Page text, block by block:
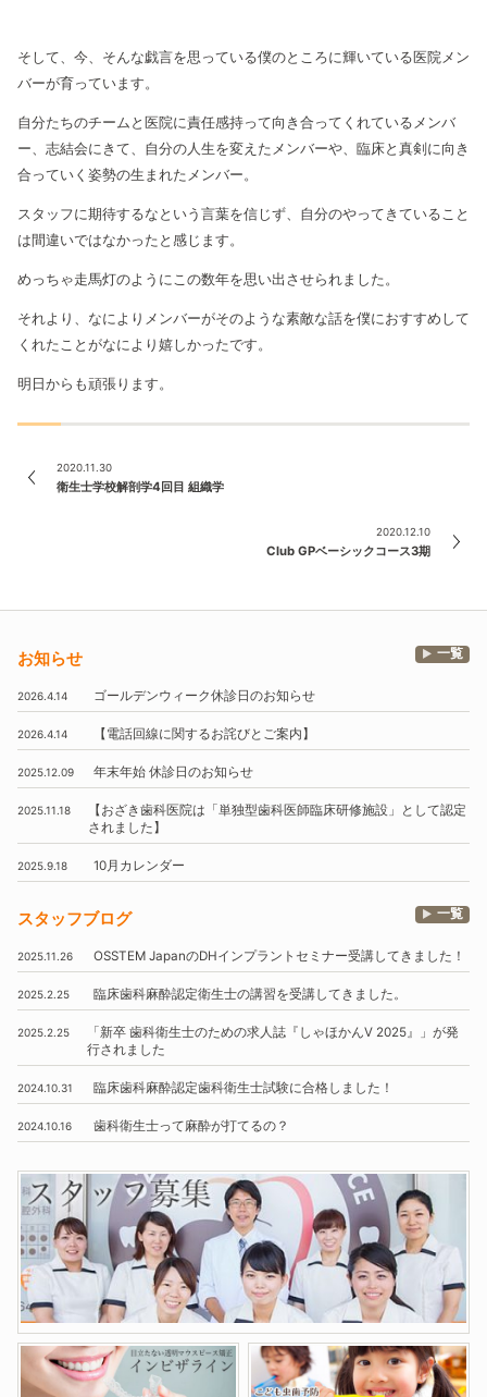
そして、今、そんな戯言を思っている僕のところに輝いている医院メン
バーが育っています。
自分たちのチームと医院に責任感持って向き合ってくれているメンバ
ー、志結会にきて、自分の人生を変えたメンバーや、臨床と真剣に向き
合っていく姿勢の生まれたメンバー。
スタッフに期待するなという言葉を信じず、自分のやってきていること
は間違いではなかったと感じます。
めっちゃ走馬灯のようにこの数年を思い出させられました。
それより、なによりメンバーがそのような素敵な話を僕におすすめして
くれたことがなにより嬉しかったです。
明日からも頑張ります。
2020.11.30
衛生士学校解剖学4回目 組織学
2020.12.10
Club GPベーシックコース3期
お知らせ 一覧
2026.4.14 ゴールデンウィーク休診日のお知らせ
2026.4.14 【電話回線に関するお詫びとご案内】
2025.12.09 年末年始 休診日のお知らせ
2025.11.18 【おざき歯科医院は 「単独型歯科医師臨床研修施設」
として認定
されました】
2025.9.18 10月 カレンダー
スタッフブログ 一覧
2025.11.26 OSSTEM JapanのDHインプラントセミナー受講してきました！
2025.2.25 臨床歯科麻酔認定衛生士の講習を受講してきました。
2025.2.25 「新卒 歯科衛生士のための求人誌『しゃほかんV 2025』」 が発
行されました
2024.10.31 臨床歯科麻酔認定歯科衛生士試験に合格しました！
2024.10.16 歯科衛生士って麻酔が打てるの？